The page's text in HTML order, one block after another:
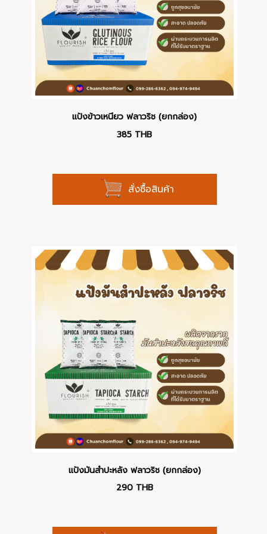
แป้งข้าวเหนียว ฟลาวริช (ยกกล่อง)
385 THB
สั่งซื้อสินค้า
แป้งมันสำปะหลัง ฟลาวริช (ยกกล่อง)
290 THB